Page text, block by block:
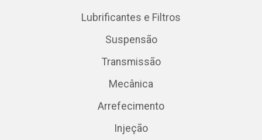
Lubrificantes e Filtros
Suspensão
Transmissão
Mecânica
Arrefecimento
Injeção